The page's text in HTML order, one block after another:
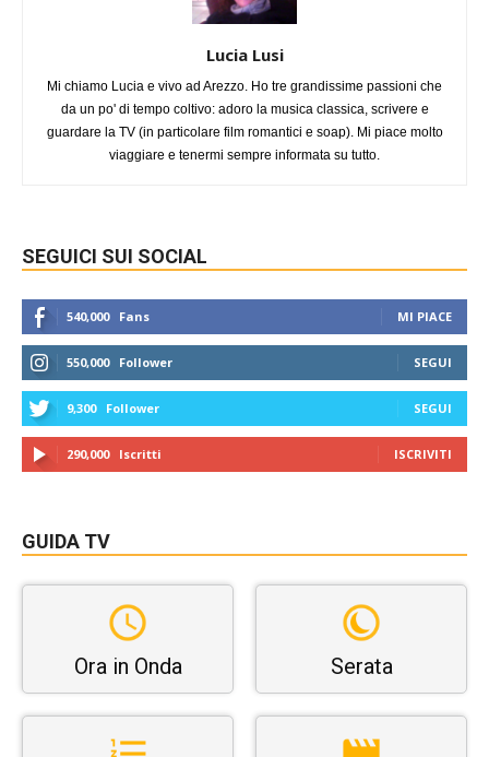
Lucia Lusi
Mi chiamo Lucia e vivo ad Arezzo. Ho tre grandissime passioni che
da un po' di tempo coltivo: adoro la musica classica, scrivere e
guardare la TV (in particolare film romantici e soap). Mi piace molto
viaggiare e tenermi sempre informata su tutto.
SEGUICI SUI SOCIAL
540,000 Fans MI PIACE
550,000 Follower SEGUI
9,300 Follower SEGUI
290,000 Iscritti ISCRIVITI
GUIDA TV
Ora in Onda Serata